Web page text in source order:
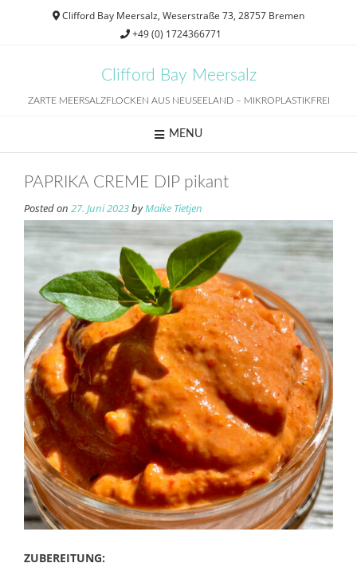
Clifford Bay Meersalz, Weserstraße 73, 28757 Bremen
+49 (0) 1724366771
Clifford Bay Meersalz
ZARTE MEERSALZFLOCKEN AUS NEUSEELAND – MIKROPLASTIKFREI
MENU
PAPRIKA CREME DIP pikant
Posted on 27. Juni 2023byMaike Tietjen
ZUBEREITUNG: